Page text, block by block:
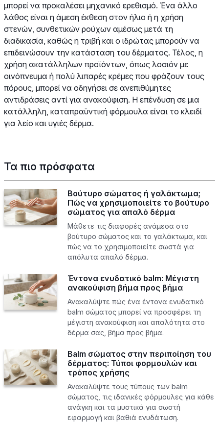
μπορεί να προκαλέσει μηχανικό ερεθισμό. Ένα άλλο
λάθος είναι η άμεση έκθεση στον ήλιο ή η χρήση
στενών, συνθετικών ρούχων αμέσως μετά τη
διαδικασία, καθώς η τριβή και ο ιδρώτας μπορούν να
επιδεινώσουν την κατάσταση του δέρματος. Τέλος, η
χρήση ακατάλληλων προϊόντων, όπως λοσιόν με
οινόπνευμα ή πολύ λιπαρές κρέμες που φράζουν τους
πόρους, μπορεί να οδηγήσει σε ανεπιθύμητες
αντιδράσεις αντί για ανακούφιση. Η επένδυση σε μια
κατάλληλη, καταπραϋντική φόρμουλα είναι το κλειδί
για λείο και υγιές δέρμα.
Τα πιο πρόσφατα
Βούτυρο σώματος ή γαλάκτωμα;
Πώς να χρησιμοποιείτε το βούτυρο
σώματος για απαλό δέρμα
Μάθετε τις διαφορές ανάμεσα στο
βούτυρο σώματος και το γαλάκτωμα, και
πώς να το χρησιμοποιείτε σωστά για
απόλυτα απαλό δέρμα.
Έντονα ενυδατικό balm: Μέγιστη
ανακούφιση βήμα προς βήμα
Ανακαλύψτε πώς ένα έντονα ενυδατικό
balm σώματος μπορεί να προσφέρει τη
μέγιστη ανακούφιση και απαλότητα στο
δέρμα σας, βήμα προς βήμα.
Balm σώματος στην περιποίηση του
δέρματος: Τύποι φορμουλών και
τρόπος χρήσης
Ανακαλύψτε τους τύπους των balm
σώματος, τις ιδανικές φόρμουλες για κάθε
ανάγκη και τα μυστικά για σωστή
εφαρμογή και βαθιά ενυδάτωση.